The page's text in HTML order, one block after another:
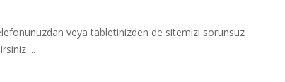
veya tabletinizden de sitemizi sorunsuz
...